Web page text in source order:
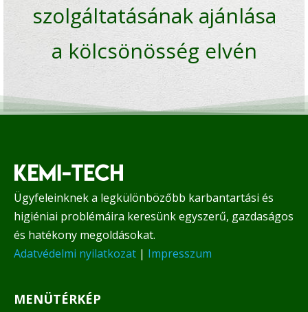
szolgáltatásának ajánlása
a kölcsönösség elvén
Ügyfeleinknek a legkülönbözőbb karbantartási és
higiéniai problémáira keresünk egyszerű, gazdaságos
és hatékony megoldásokat.
Adatvédelmi nyilatkozat | Impresszum
MENÜTÉRKÉP